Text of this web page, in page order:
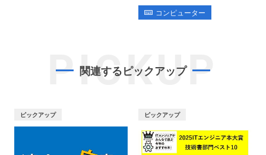
コンピューター
PICKUP
関連するピックアップ
ピックアップ ピックアップ